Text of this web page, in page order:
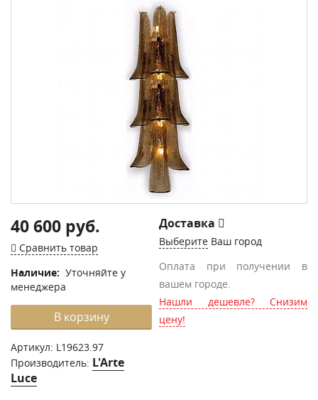
40 600 руб.
Сравнить товар
Наличие: Уточняйте у
менеджера
В корзину
Артикул: L19623.97
Производитель: L'Arte
Luce
Доставка
Выберите Ваш город
Оплата при получении в
вашем городе.
Нашли дешевле? Снизим
цену!